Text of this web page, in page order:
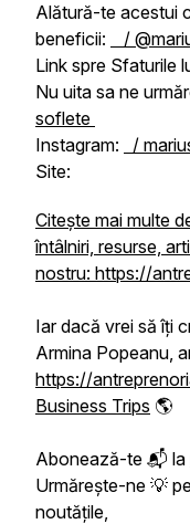
Alătură-te acestui
beneficii:
/
Link spre Sfaturile
Nu uita sa ne
soflete
Instagram:
/
Site:
Citește mai multe
întâlniri, resurse,
nostru: https://
Iar dacă vrei să îți
Armina Popeanu,
https://
Business Trips 🌎
Abonează-te 📬 la
Urmărește-ne 💡
noutățile,